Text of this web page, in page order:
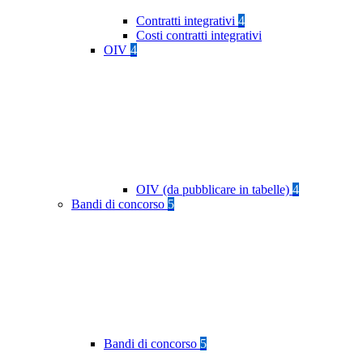
Contratti integrativi 4
Costi contratti integrativi
OIV 4
OIV (da pubblicare in tabelle) 4
Bandi di concorso 5
Bandi di concorso 5